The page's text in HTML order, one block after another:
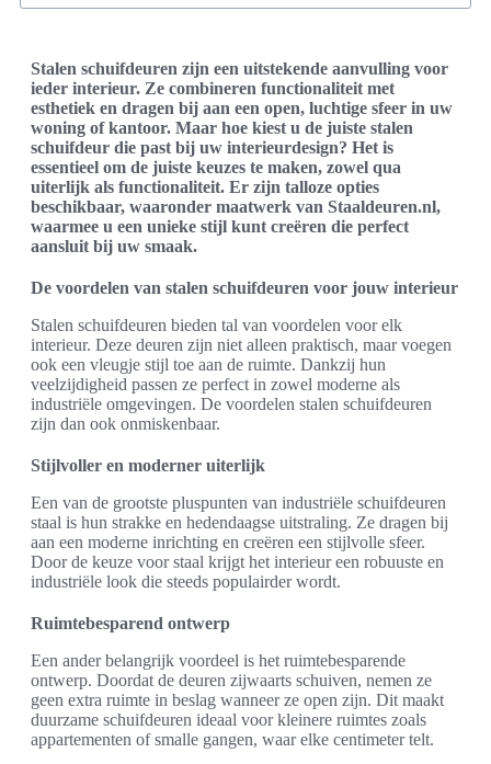
Stalen schuifdeuren zijn een uitstekende aanvulling voor
ieder interieur. Ze combineren functionaliteit met
esthetiek en dragen bij aan een open, luchtige sfeer in uw
woning of kantoor. Maar hoe kiest u de juiste stalen
schuifdeur die past bij uw interieurdesign? Het is
essentieel om de juiste keuzes te maken, zowel qua
uiterlijk als functionaliteit. Er zijn talloze opties
beschikbaar, waaronder maatwerk van Staaldeuren.nl,
waarmee u een unieke stijl kunt creëren die perfect
aansluit bij uw smaak.
De voordelen van stalen schuifdeuren voor jouw interieur
Stalen schuifdeuren bieden tal van voordelen voor elk
interieur. Deze deuren zijn niet alleen praktisch, maar voegen
ook een vleugje stijl toe aan de ruimte. Dankzij hun
veelzijdigheid passen ze perfect in zowel moderne als
industriële omgevingen. De voordelen stalen schuifdeuren
zijn dan ook onmiskenbaar.
Stijlvoller en moderner uiterlijk
Een van de grootste pluspunten van industriële schuifdeuren
staal is hun strakke en hedendaagse uitstraling. Ze dragen bij
aan een moderne inrichting en creëren een stijlvolle sfeer.
Door de keuze voor staal krijgt het interieur een robuuste en
industriële look die steeds populairder wordt.
Ruimtebesparend ontwerp
Een ander belangrijk voordeel is het ruimtebesparende
ontwerp. Doordat de deuren zijwaarts schuiven, nemen ze
geen extra ruimte in beslag wanneer ze open zijn. Dit maakt
duurzame schuifdeuren ideaal voor kleinere ruimtes zoals
appartementen of smalle gangen, waar elke centimeter telt.